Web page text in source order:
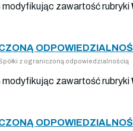
modyfikując zawartość rubryki
z ograniczoną odpowiedzialnością
modyfikując zawartość rubryki